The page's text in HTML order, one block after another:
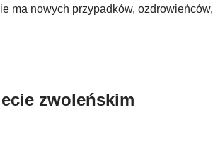
ma nowych przypadków, ozdrowieńców,
zwoleńskim